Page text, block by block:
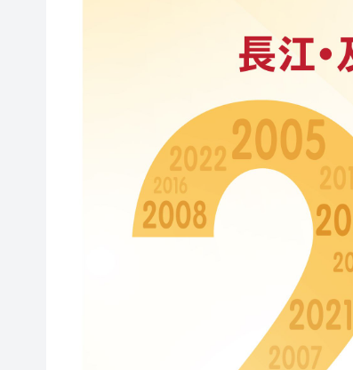
陳沛良：徵稅安排並非
墨西哥60萬粉絲網紅拍